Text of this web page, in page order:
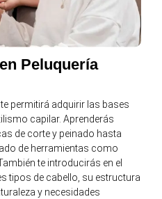
Peluquería
permitirá adquirir las bases
capilar. Aprenderás
de corte y peinado hasta
de herramientas como
te introducirás en el
tipos de cabello, su estructura
y necesidades